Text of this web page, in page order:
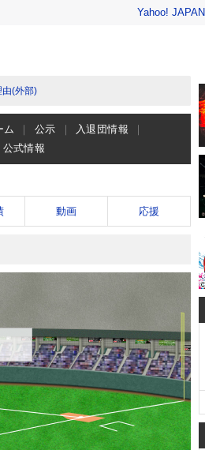
Yahoo! JAPAN
(外部)
ム 公示
入退団情報
公式情報
動画 応援